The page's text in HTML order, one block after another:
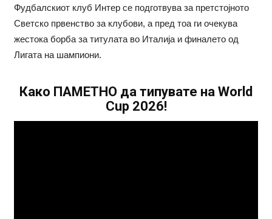
фудбалер на Барселона
Ливерпул и Арсенал влегуваат во „војна“ поради фудбалер
вреден 69 милиони евра!
Кој го убеди Родри да ја избере Барселона?
Фудбалскиот клуб Интер се подготвува за претстојното
Светско првенство за клубови, а пред тоа ги очекува
жестока борба за титулата во Италија и финалето од
Лигата на шампиони.
Како ПАМЕТНО да типувате на World
Cup 2026!